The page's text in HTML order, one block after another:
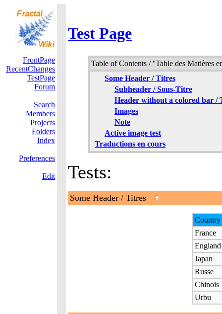
Test Page
FrontPage
RecentChanges
TestPage
Forum
Search
Members
Projects
Folders
Index
Preferences
Edit
Table of Contents / ''Table des Matières
Some Header / Titres
Subheader / Sous-Titre
Header without a colored bar /
Images
Note
Active image test
Traductions en cours
Tests:
Some Header / Titres
Country
France
England
Japan
Russe
Chinois
Urbu